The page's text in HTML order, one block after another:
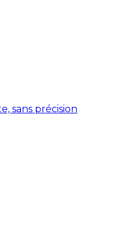
sans précision